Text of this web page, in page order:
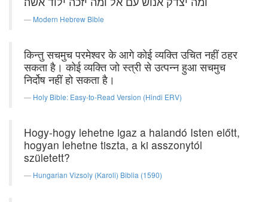
Modern Hebrew Bible
किन्तु सचमुच परमेश्वर के आगे कोई व्यक्ति उचित नहीं ठहर
सकता है। कोई व्यक्ति जो स्त्री से उत्पन्न हुआ सचमुच
निर्दोष नहीं हो सकता है।
Holy Bible: Easy-to-Read Version (Hindi ERV)
Hogy-hogy lehetne igaz a halandó Isten előtt,
hogyan lehetne tiszta, a ki asszonytól
született?
Hungarian Vizsoly (Karoli) Biblia (1590)